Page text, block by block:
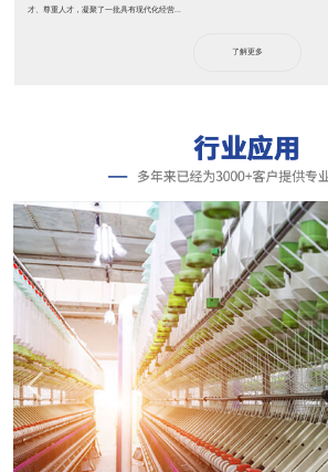
才、尊重人才，凝聚了一批具有现代化经营...
了解更多